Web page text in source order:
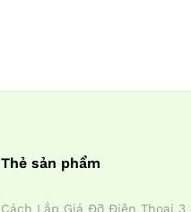
Thẻ sản phẩm
Cách Lắp Giá Đỡ Điện Thoại 3